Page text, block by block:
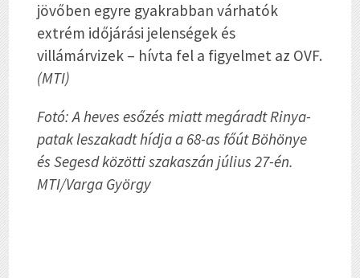
jövőben egyre gyakrabban várhatók
extrém időjárási jelenségek és
villámárvizek – hívta fel a figyelmet az OVF.
(MTI)
Fotó: A heves esőzés miatt megáradt Rinya-
patak leszakadt hídja a 68-as főút Böhönye
és Segesd közötti szakaszán július 27-én.
MTI/Varga György